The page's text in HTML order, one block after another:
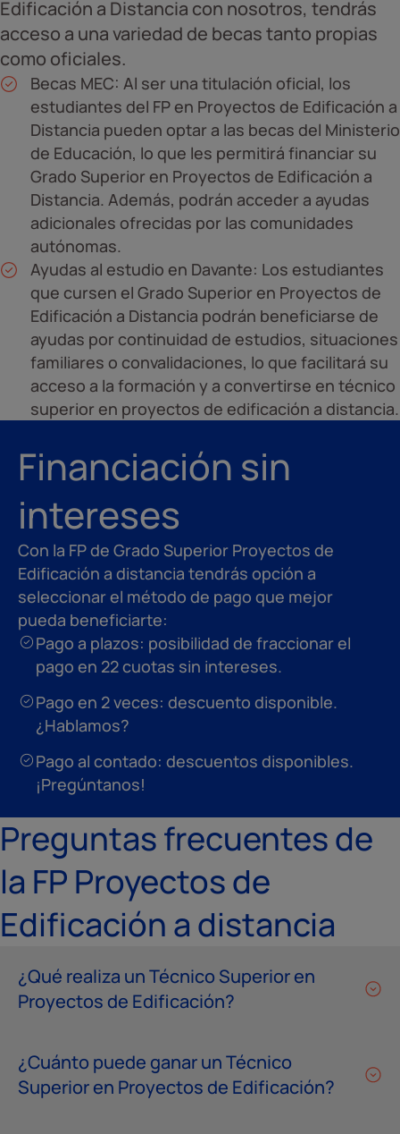
Edificación a Distancia con nosotros, tendrás
acceso a una variedad de becas tanto propias
como oficiales.
Becas MEC: Al ser una titulación oficial, los
estudiantes del FP en Proyectos de Edificación a
Distancia pueden optar a las becas del Ministerio
de Educación, lo que les permitirá financiar su
Grado Superior en Proyectos de Edificación a
Distancia. Además, podrán acceder a ayudas
adicionales ofrecidas por las comunidades
autónomas.
Ayudas al estudio en Davante: Los estudiantes
que cursen el Grado Superior en Proyectos de
Edificación a Distancia podrán beneficiarse de
ayudas por continuidad de estudios, situaciones
familiares o convalidaciones, lo que facilitará su
acceso a la formación y a convertirse en técnico
superior en proyectos de edificación a distancia.
Financiación sin
intereses
Con la FP de Grado Superior Proyectos de
Edificación a distancia tendrás opción a
seleccionar el método de pago que mejor
pueda beneficiarte:
Pago a plazos: posibilidad de fraccionar el
pago en 22 cuotas sin intereses.
Pago en 2 veces: descuento disponible.
¿Hablamos?
Pago al contado: descuentos disponibles.
¡Pregúntanos!
Preguntas frecuentes de
la FP Proyectos de
Edificación a distancia
¿Qué realiza un Técnico Superior en
Proyectos de Edificación?
¿Cuánto puede ganar un Técnico
Superior en Proyectos de Edificación?